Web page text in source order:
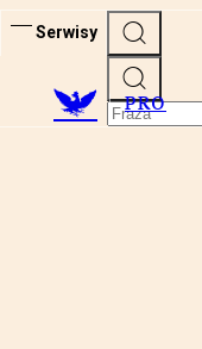
Serwisy
PRO